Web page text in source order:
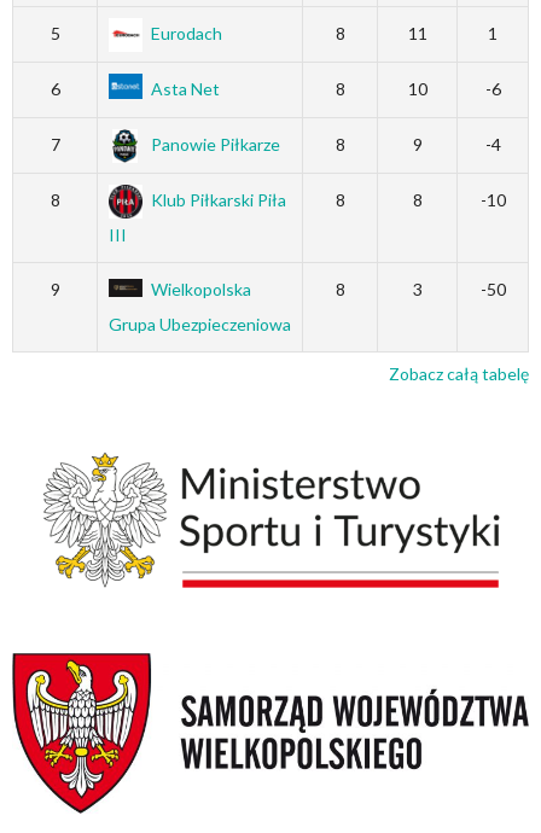
5 Eurodach 8 11 1
6 Asta Net 8 10 -6
7 Panowie Piłkarze 8 9 -4
8
Klub Piłkarski Piła
III
8 8 -10
9
Wielkopolska
Grupa Ubezpieczeniowa
8 3 -50
Zobacz całą tabelę